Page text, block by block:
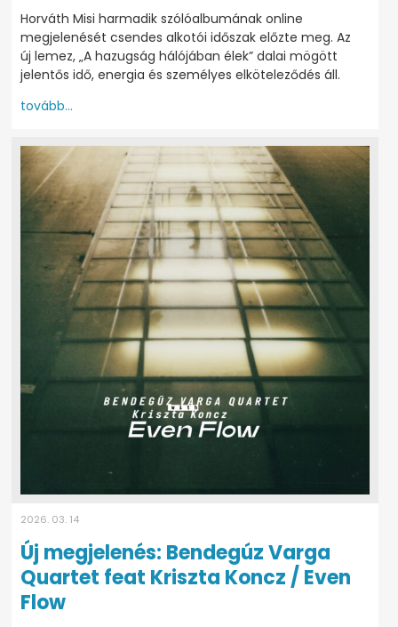
Horváth Misi harmadik szólóalbumának online
megjelenését csendes alkotói időszak előzte meg. Az
új lemez, „A hazugság hálójában élek” dalai mögött
jelentős idő, energia és személyes elköteleződés áll.
tovább...
2026. 03. 14
Új megjelenés: Bendegúz Varga
Quartet feat Kriszta Koncz / Even
Flow